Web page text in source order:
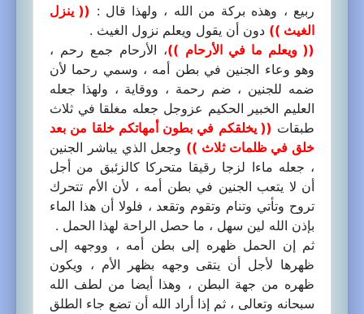
ربيع ، وهذه بركة من الله ، ولهذا قال : (( ينزل
الغيث )) دون أن يقول ويعلم نزول الغيث .
(( ويعلم ما في الأرحام ))، الأرحام جمع رحم ،
وهو وعاء الجنين في بطن أمه ، وسمي رحما لأن
ضمه للجنين ، ضم رحمة ، ووقاية ، ولهذا جعله
العليم الخبير الحكيم عزوجل جعله مغلقا في ثلاث
طبقات (( يخلقكم في بطون أمهاتكم خلقا من بعد
خلق في ظلمات ثلاث )) وجعل الذي يباشر الجنين
، جعله ماءا لزجا رقيقا متحركا كالزئبق من أجل
أن لا يتعب الجنين في بطن أمه ، لأن الأم تتحرك
تروح وتأتي وتنام وتقوم وتقعد ، فلولا أن هذا الماء
بإذن الله لين سهل ، ما حصل الراحة لهذا الحمل .
ثم إن الحمل ظهره إلى بطن أمه ، ووجهه إلى
ظهرها لأجل أن يتقى وجهه بظهر الأم ، ويكون
ظهره من جهة البطن ، وهذا أيضا من لطف الله
سبحانه وتعالى ، ثم إذا أراد الله أن تضع جاء الطلق